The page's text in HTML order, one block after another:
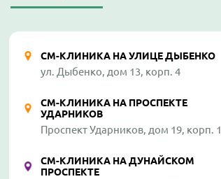
СМ-КЛИНИКА НА УЛИЦЕ ДЫБЕНКО
ул. Дыбенко, дом 13, корп. 4
СМ-КЛИНИКА НА ПРОСПЕКТЕ
УДАРНИКОВ
Проспект Ударников, дом 19, корп. 1
СМ-КЛИНИКА НА ДУНАЙСКОМ
ПРОСПЕКТЕ